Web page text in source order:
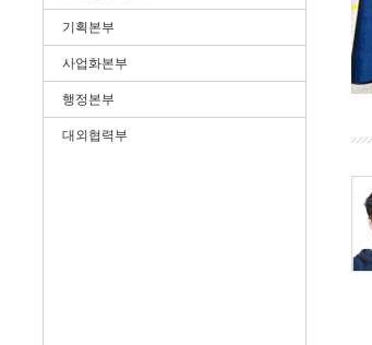
기획본부
사업화본부
행정본부
대외협력부